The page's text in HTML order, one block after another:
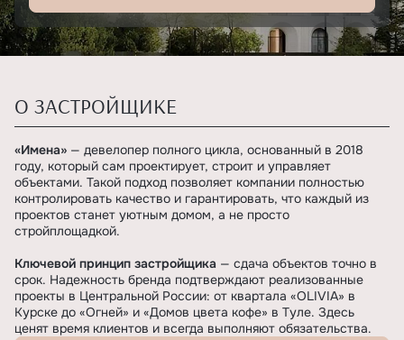
О ЗАСТРОЙЩИКЕ
«Имена» — девелопер полного цикла, основанный в 2018
году, который сам проектирует, строит и управляет
объектами. Такой подход позволяет компании полностью
контролировать качество и гарантировать, что каждый из
проектов станет уютным домом, а не просто
стройплощадкой.
Ключевой принцип застройщика — сдача объектов точно в
срок. Надежность бренда подтверждают реализованные
проекты в Центральной России: от квартала «OLIVIA» в
Курске до «Огней» и «Домов цвета кофе» в Туле. Здесь
ценят время клиентов и всегда выполняют обязательства.